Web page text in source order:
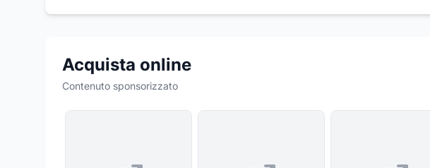
Acquista online
Contenuto sponsorizzato